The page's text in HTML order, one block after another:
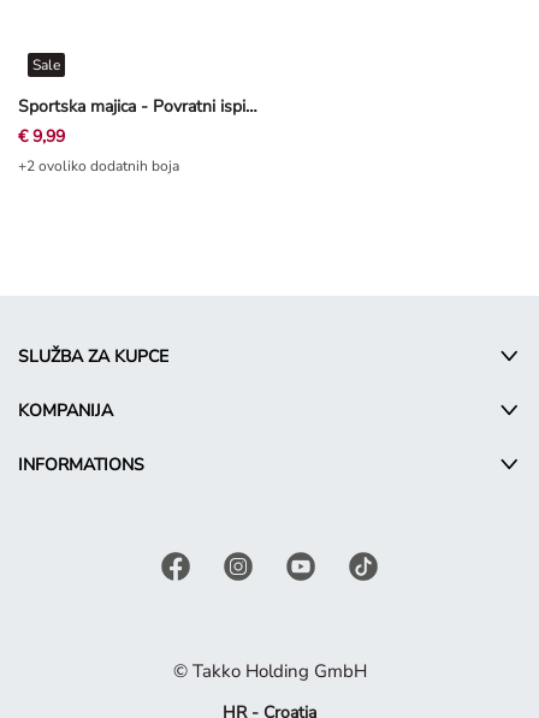
Sportska majica - Povratni ispis - Tamnoplava
Sale
€ 9,99
+2 ovoliko dodatnih boja
SLUŽBA ZA KUPCE
KOMPANIJA
INFORMATIONS
© Takko Holding GmbH
HR - Croatia